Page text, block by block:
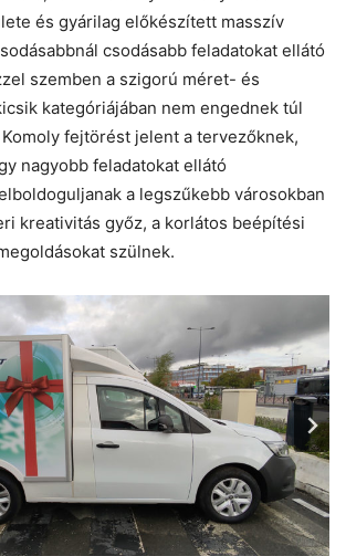
és gyárilag előkészített masszív
csodásabb feladatokat ellátó
szemben a szigorú méret- és
kategóriájában nem engednek túl
fejtörést jelent a tervezőknek,
nagyobb feladatokat ellátó
a legszűkebb városokban
kreativitás győz, a korlátos beépítési
szülnek.